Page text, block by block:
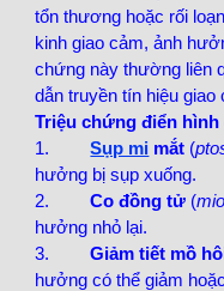
tổn thương hoặc rối
kinh giao cảm, ảnh
chứng này thường liên
dẫn truyền tín hiệu
Triệu chứng điển
1.
Sụp mi mắt (
hưởng bị sụp xuống.
2.
Co đồng tử (
hưởng nhỏ lại.
3.
Giảm tiết mồ
hưởng có thể giảm